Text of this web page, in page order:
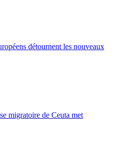
détournent les nouveaux
migratoire de Ceuta met